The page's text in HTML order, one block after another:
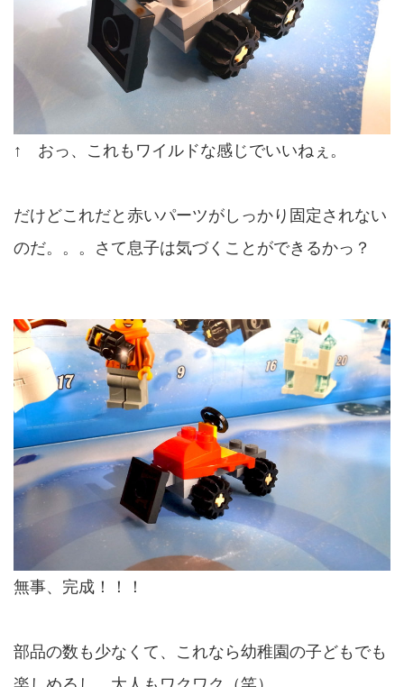
↑ おっ、これもワイルドな感じでいいねぇ。
だけどこれだと赤いパーツがしっかり固定されない
のだ。。。さて息子は気づくことができるかっ？
無事、完成！！！
部品の数も少なくて、これなら幼稚園の子どもでも